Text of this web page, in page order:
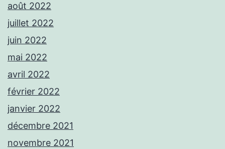
août 2022
juillet 2022
juin 2022
mai 2022
avril 2022
février 2022
janvier 2022
décembre 2021
novembre 2021